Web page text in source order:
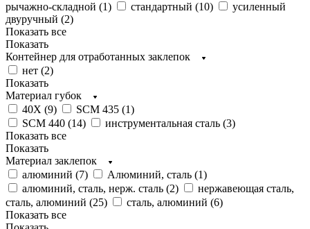
рычажно-складной (1) стандартный (10)
усиленный
двуручный (2)
Показать все
Показать
Контейнер для отработанных заклепок
нет (2)
Показать
Материал губок
40Х (9) SCM 435 (1)
SCM 440 (14) инструментальная сталь (3)
Показать все
Показать
Материал заклепок
алюминий (7) Алюминий, сталь (1)
алюминий, сталь, нерж. сталь (2)
нержавеющая сталь,
сталь, алюминий (25) сталь, алюминий (6)
Показать все